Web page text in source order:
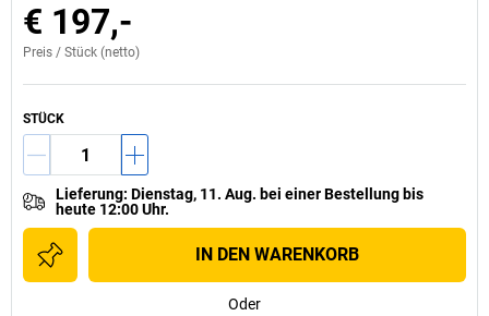
€ 197,-
Preis / Stück (netto)
STÜCK
Lieferung: Dienstag, 11. Aug. bei einerBestellung bis
heute 12:00 Uhr.
IN DEN WARENKORB
Oder